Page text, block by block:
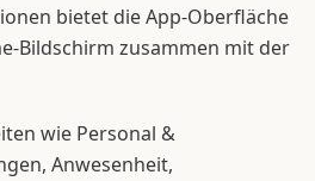
bietet die App-Oberfläche
Bildschirm zusammen mit der
wie Personal &
Anwesenheit,